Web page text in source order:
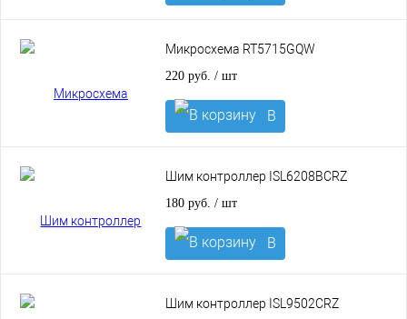
корзину
Микросхема RT5715GQW
220 руб. / шт
В
корзину
Шим контроллер ISL6208BCRZ
180 руб. / шт
В
корзину
Шим контроллер ISL9502CRZ